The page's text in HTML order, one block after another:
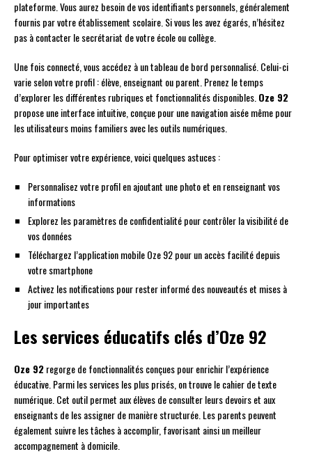
plateforme. Vous aurez besoin de vos identifiants personnels, généralement
fournis par votre établissement scolaire. Si vous les avez égarés, n’hésitez
pas à contacter le secrétariat de votre école ou collège.
Une fois connecté, vous accédez à un tableau de bord personnalisé. Celui-ci
varie selon votre profil : élève, enseignant ou parent. Prenez le temps
d’explorer les différentes rubriques et fonctionnalités disponibles.Oze 92
propose une interface intuitive, conçue pour une navigation aisée même pour
les utilisateurs moins familiers avec les outils numériques.
Pour optimiser votre expérience, voici quelques astuces :
Personnalisez votre profil en ajoutant une photo et en renseignant vos
informations
Explorez les paramètres de confidentialité pour contrôler la visibilité de
vos données
Téléchargez l’application mobile Oze 92 pour un accès facilité depuis
votre smartphone
Activez les notifications pour rester informé des nouveautés et mises à
jour importantes
Les services éducatifs clés d’Oze 92
Oze 92regorge de fonctionnalités conçues pour enrichir l’expérience
éducative. Parmi les services les plus prisés, on trouve le cahier de texte
numérique. Cet outil permet aux élèves de consulter leurs devoirs et aux
enseignants de les assigner de manière structurée. Les parents peuvent
également suivre les tâches à accomplir, favorisant ainsi un meilleur
accompagnement à domicile.